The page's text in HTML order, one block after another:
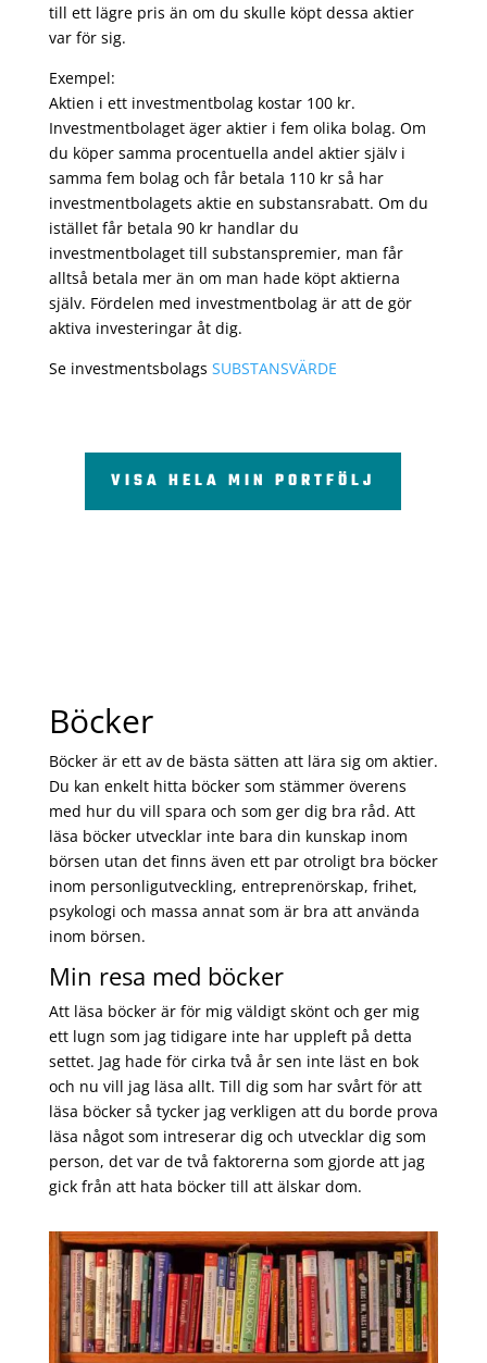
till ett lägre pris än om du skulle köpt dessa aktier
var för sig.
Exempel:
Aktien i ett investmentbolag kostar 100 kr.
Investmentbolaget äger aktier i fem olika bolag. Om
du köper samma procentuella andel aktier själv i
samma fem bolag och får betala 110 kr så har
investmentbolagets aktie en substansrabatt. Om du
istället får betala 90 kr handlar du
investmentbolaget till substanspremier, man får
alltså betala mer än om man hade köpt aktierna
själv. Fördelen med investmentbolag är att de gör
aktiva investeringar åt dig.
Se investmentsbolags SUBSTANSVÄRDE
VISA HELA MIN PORTFÖLJ
Böcker
Böcker är ett av de bästa sätten att lära sig om aktier.
Du kan enkelt hitta böcker som stämmer överens
med hur du vill spara och som ger dig bra råd. Att
läsa böcker utvecklar inte bara din kunskap inom
börsen utan det finns även ett par otroligt bra böcker
inom personligutveckling, entreprenörskap, frihet,
psykologi och massa annat som är bra att använda
inom börsen.
Min resa med böcker
Att läsa böcker är för mig väldigt skönt och ger mig
ett lugn som jag tidigare inte har uppleft på detta
settet. Jag hade för cirka två år sen inte läst en bok
och nu vill jag läsa allt. Till dig som har svårt för att
läsa böcker så tycker jag verkligen att du borde prova
läsa något som intreserar dig och utvecklar dig som
person, det var de två faktorerna som gjorde att jag
gick från att hata böcker till att älskar dom.